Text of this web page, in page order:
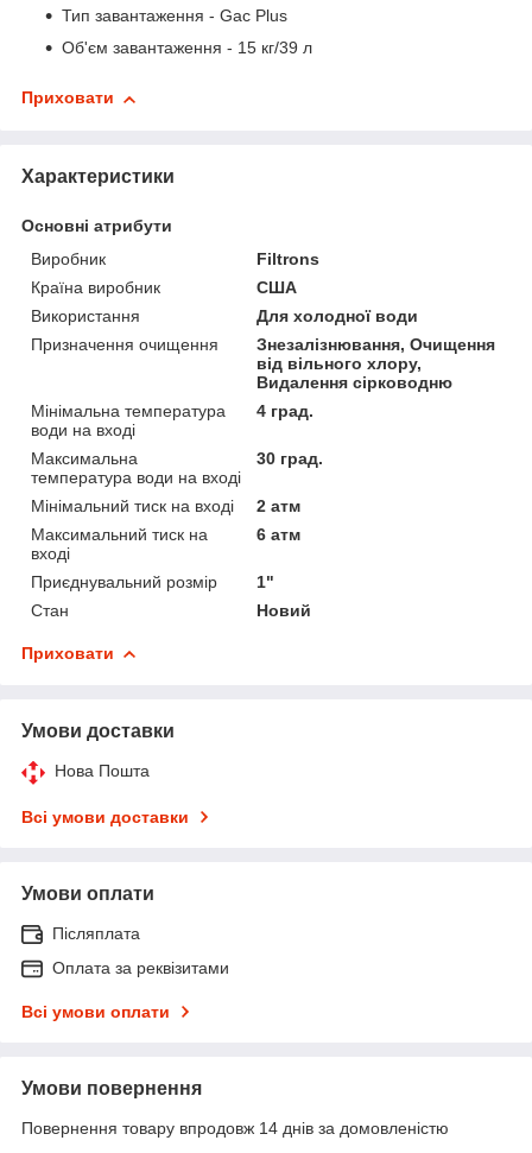
Тип завантаження - Gac Plus
Об'єм завантаження - 15 кг/39 л
Приховати
Характеристики
Основні атрибути
Виробник
Filtrons
Країна виробник
США
Використання
Для холодної води
Призначення очищення
Знезалізнювання, Очищення
від вільного хлору,
Видалення сірководню
Мінімальна температура
води на вході
4 град.
Максимальна
температура води на вході
30 град.
Мінімальний тиск на вході
2 атм
Максимальний тиск на
вході
6 атм
Приєднувальний розмір
1"
Стан
Новий
Приховати
Умови доставки
Нова Пошта
Всі умови доставки
Умови оплати
Післяплата
Оплата за реквізитами
Всі умови оплати
Умови повернення
Повернення товару впродовж 14 днів за домовленістю